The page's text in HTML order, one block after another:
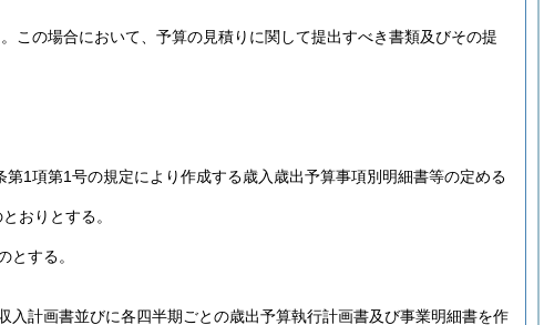
この場合において、予算の見積りに関して提出すべき書類及びその提
1項第1号の規定により作成する歳入歳出予算事項別明細書等の定める
おりとする。
とする。
計画書並びに各四半期ごとの歳出予算執行計画書及び事業明細書を作